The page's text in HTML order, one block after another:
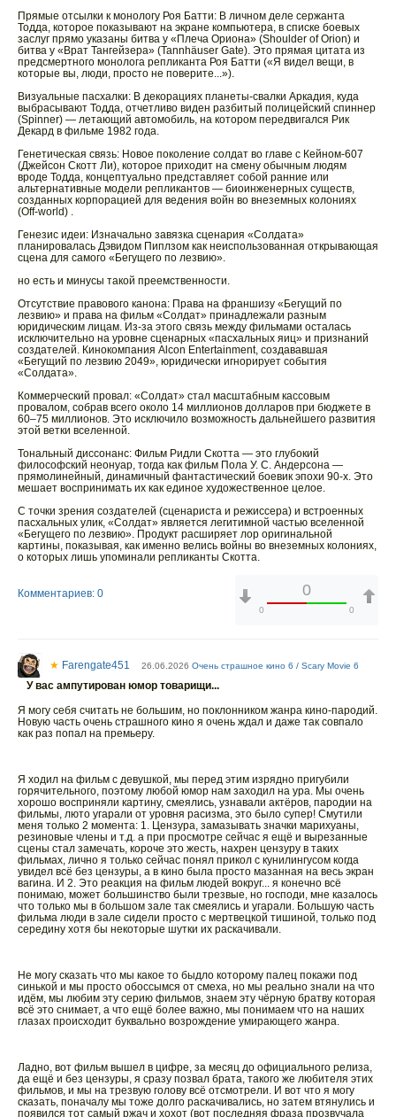
Прямые отсылки к монологу Роя Батти: В личном деле сержанта
Тодда, которое показывают на экране компьютера, в списке боевых
заслуг прямо указаны битва у «Плеча Ориона» (Shoulder of Orion) и
битва у «Врат Тангейзера» (Tannhäuser Gate). Это прямая цитата из
предсмертного монолога репликанта Роя Батти («Я видел вещи, в
которые вы, люди, просто не поверите...»).
Визуальные пасхалки: В декорациях планеты-свалки Аркадия, куда
выбрасывают Тодда, отчетливо виден разбитый полицейский спиннер
(Spinner) — летающий автомобиль, на котором передвигался Рик
Декард в фильме 1982 года.
Генетическая связь: Новое поколение солдат во главе с Кейном-607
(Джейсон Скотт Ли), которое приходит на смену обычным людям
вроде Тодда, концептуально представляет собой ранние или
альтернативные модели репликантов — биоинженерных существ,
созданных корпорацией для ведения войн во внеземных колониях
(Off-world) .
Генезис идеи: Изначально завязка сценария «Солдата»
планировалась Дэвидом Пиплзом как неиспользованная открывающая
сцена для самого «Бегущего по лезвию».
но есть и минусы такой преемственности.
Отсутствие правового канона: Права на франшизу «Бегущий по
лезвию» и права на фильм «Солдат» принадлежали разным
юридическим лицам. Из-за этого связь между фильмами осталась
исключительно на уровне сценарных «пасхальных яиц» и признаний
создателей. Кинокомпания Alcon Entertainment, создававшая
«Бегущий по лезвию 2049», юридически игнорирует события
«Солдата».
Коммерческий провал: «Солдат» стал масштабным кассовым
провалом, собрав всего около 14 миллионов долларов при бюджете в
60–75 миллионов. Это исключило возможность дальнейшего развития
этой ветки вселенной.
Тональный диссонанс: Фильм Ридли Скотта — это глубокий
философский неонуар, тогда как фильм Пола У. С. Андерсона —
прямолинейный, динамичный фантастический боевик эпохи 90-х. Это
мешает воспринимать их как единое художественное целое.
С точки зрения создателей (сценариста и режиссера) и встроенных
пасхальных улик, «Солдат» является легитимной частью вселенной
«Бегущего по лезвию». Продукт расширяет лор оригинальной
картины, показывая, как именно велись войны во внеземных колониях,
о которых лишь упоминали репликанты Скотта.
Комментариев: 0 0
0 0
★ Farengate451 26.06.2026 Очень страшное кино 6 / Scary Movie 6
У вас ампутирован юмор товарищи...
Я могу себя считать не большим, но поклонником жанра кино-пародий.
Новую часть очень страшного кино я очень ждал и даже так совпало
как раз попал на премьеру.
Я ходил на фильм с девушкой, мы перед этим изрядно пригубили
горячительного, поэтому любой юмор нам заходил на ура. Мы очень
хорошо восприняли картину, смеялись, узнавали актёров, пародии на
фильмы, люто угарали от уровня расизма, это было супер! Смутили
меня только 2 момента: 1. Цензура, замазывать значки марихуаны,
резиновые члены и т.д. а при просмотре сейчас я ещё и вырезанные
сцены стал замечать, короче это жесть, нахрен цензуру в таких
фильмах, лично я только сейчас понял прикол с кунилингусом когда
увидел всё без цензуры, а в кино была просто мазанная на весь экран
вагина. И 2. Это реакция на фильм людей вокруг... я конечно всё
понимаю, может большинство были трезвые, но господи, мне казалось
что только мы в большом зале так смеялись и угарали. Большую часть
фильма люди в зале сидели просто с мертвецкой тишиной, только под
середину хотя бы некоторые шутки их раскачивали.
Не могу сказать что мы какое то быдло которому палец покажи под
синькой и мы просто обоссымся от смеха, но мы реально знали на что
идём, мы любим эту серию фильмов, знаем эту чёрную братву которая
всё это снимает, а что ещё более важно, мы понимаем что на наших
глазах происходит буквально возрождение умирающего жанра.
Ладно, вот фильм вышел в цифре, за месяц до официального релиза,
да ещё и без цензуры, я сразу позвал брата, такого же любителя этих
фильмов, и мы на трезвую голову всё отсмотрели. И вот что я могу
сказать, поначалу мы тоже долго раскачивались, но затем втянулись и
появился тот самый ржач и хохот (вот последняя фраза прозвучала